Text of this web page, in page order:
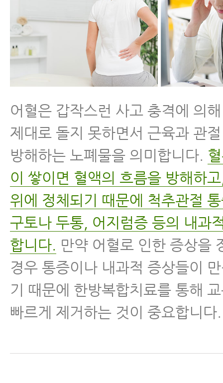
어혈은 갑작스런 사고 충격에 의
제대로 돌지 못하면서 근육과 관
방해하는 노폐물을 의미합니다.
이 쌓이면 혈액의 흐름을 방해하
위에 정체되기 때문에 척추관절
구토나 두통, 어지럼증 등의 내과
합니다. 만약 어혈로 인한 증상을
경우 통증이나 내과적 증상들이
기 때문에 한방복합치료를 통해
빠르게 제거하는 것이 중요합니다.